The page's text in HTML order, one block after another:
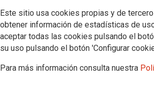
Este sitio usa cookies propias y de
obtener información de estadísticas de
aceptar todas las cookies pulsando el
su uso pulsando el botón 'Configurar
Para más información consulta nuestra